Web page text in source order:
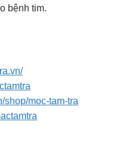
bệnh tim.
shop/moc-tam-tra